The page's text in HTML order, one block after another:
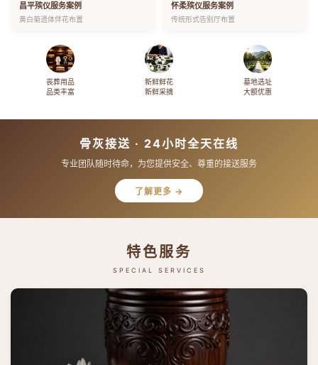
昌平殡仪服务案例
黄白菊遗体伴花布置
怀柔殡仪服务案例
传统形式告别厅布置
丧葬用品
品类丰富
新鲜鲜花
新鲜采摘
墓地选址
大额优惠
骨灰接送 · 24小时全天在线
专业团队随时待命，为您提供安全、尊重的接送服务
了解更多 →
特色服务
SPECIAL SERVICES